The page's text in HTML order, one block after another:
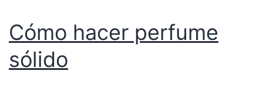
Cómo hacer perfume
sólido